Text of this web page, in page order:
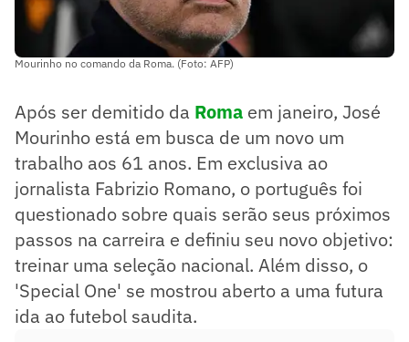
Mourinho no comando da Roma. (Foto: AFP)
Após ser demitido da Roma em janeiro, José
Mourinho está em busca de um novo um
trabalho aos 61 anos. Em exclusiva ao
jornalista Fabrizio Romano, o português foi
questionado sobre quais serão seus próximos
passos na carreira e definiu seu novo objetivo:
treinar uma seleção nacional. Além disso, o
'Special One' se mostrou aberto a uma futura
ida ao futebol saudita.